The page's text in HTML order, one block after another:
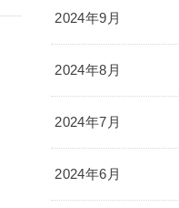
2024年9月
2024年8月
2024年7月
2024年6月